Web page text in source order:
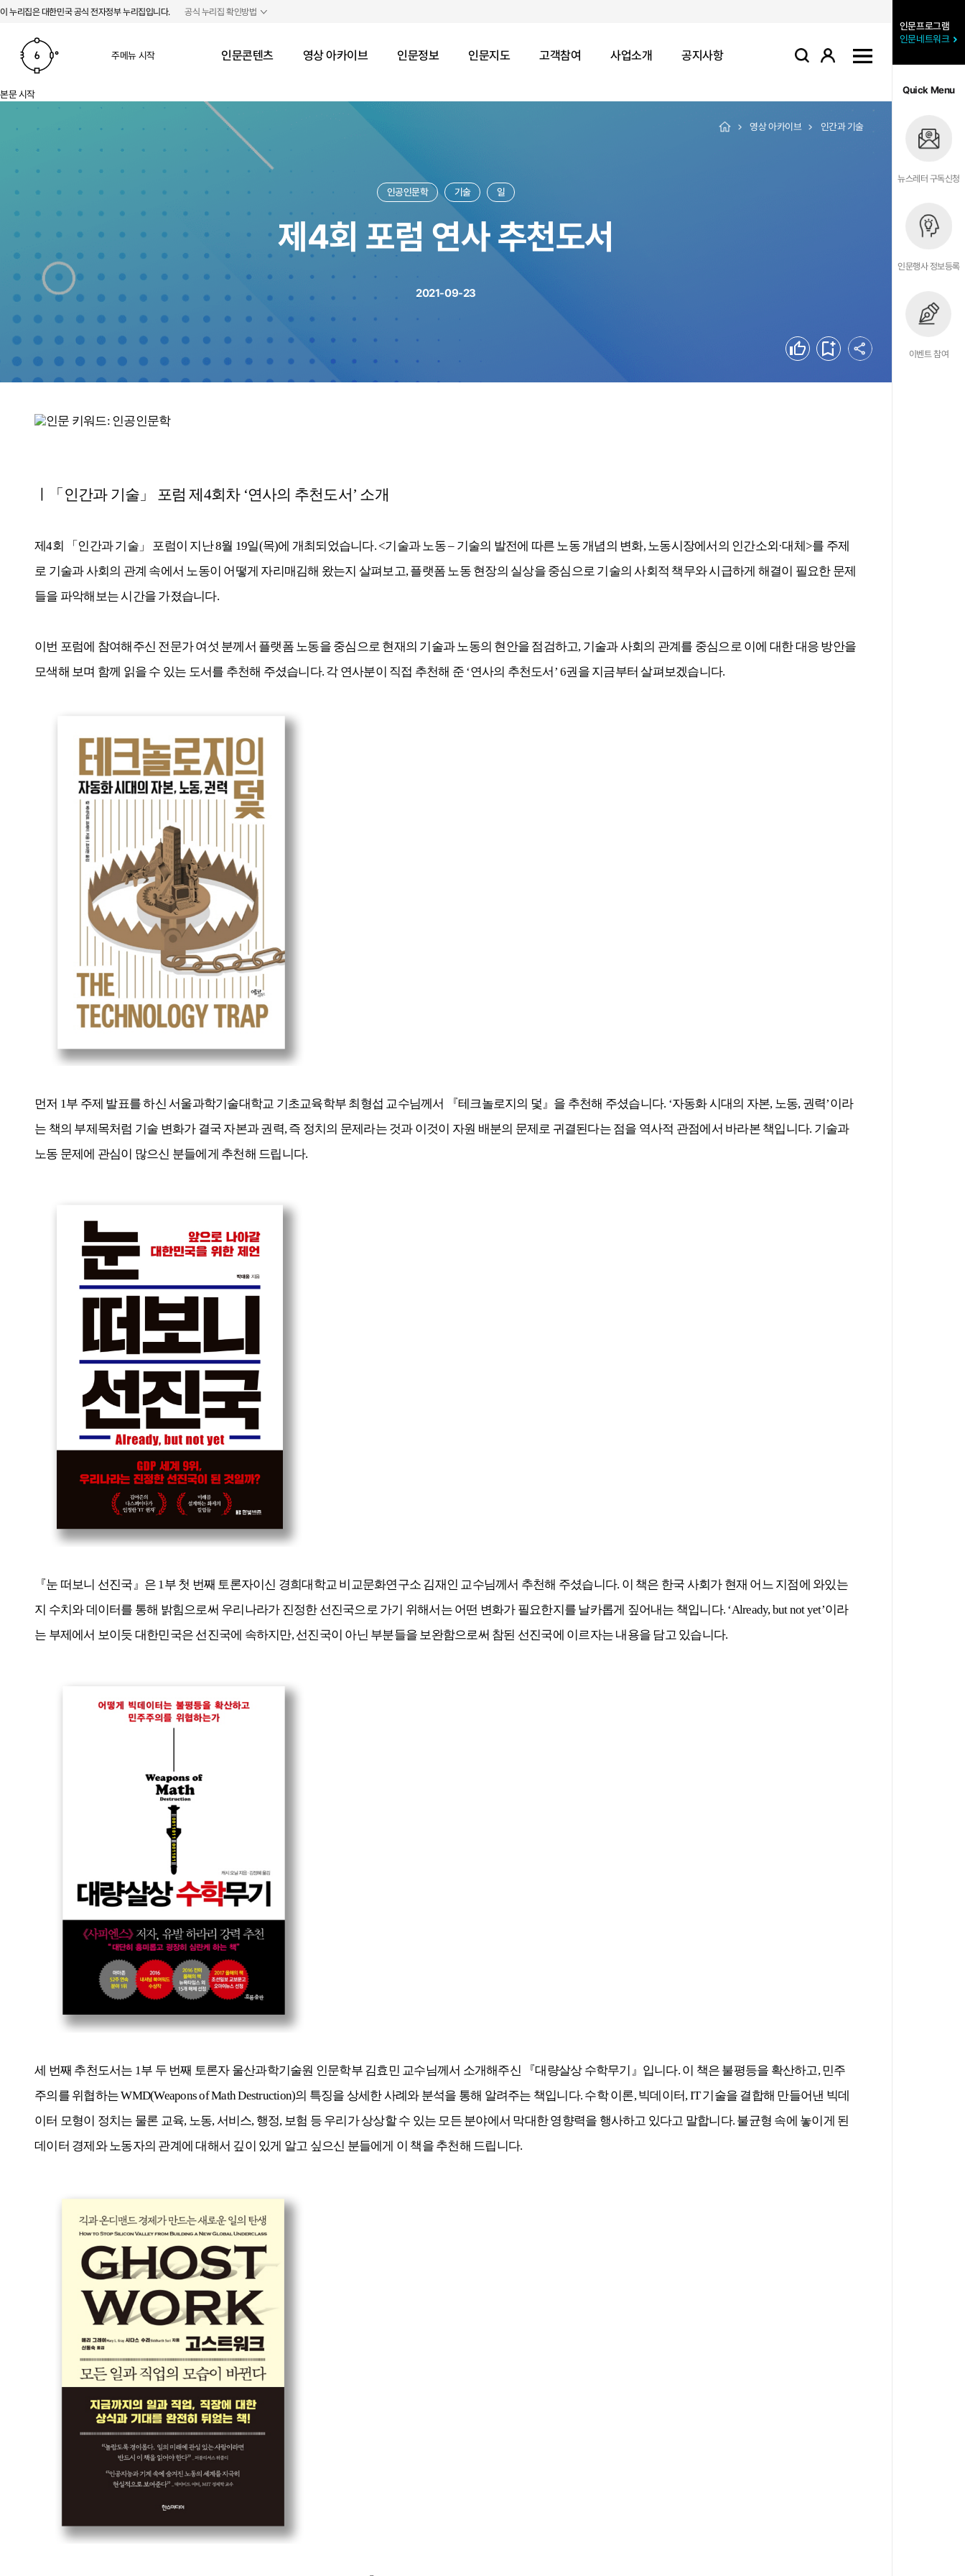
본문 바로가기
주메뉴 바로가기
이 누리집은 대한민국 공식 전자정부 누리집입니다. 공식 누리집 확인방법
주메뉴 시작 인문콘텐츠 영상 아카이브 인문정보 인문지도 고객참여 사업소개 공지사항 검색 로그인 사이트맵
인문프로그램
인문네트워크
Quick Menu
뉴스레터 구독신청
인문행사 정보등록
이벤트 참여
본문 시작
영상 아카이브 인간과 기술
인공인문학 기술 일
제4회 포럼 연사 추천도서
2021-09-23
좋아요 북마크
ㅣ「 인간과 기술 」 포럼 제4회차 ‘연사의 추천도서’ 소개
제4회 「 인간과 기술」 포럼이 지난8월 19일(목)에 개최되었습니다. <기술과 노동– 기술의 발전에 따른 노동 개념의 변화,노동시장에서의 인간소외 ·대체>를 주제
로 기술과 사회의 관계 속에서 노동이 어떻게 자리매김해 왔는지 살펴보고,플랫폼 노동 현장의 실상을 중심으로 기술의 사회적 책무와 시급하게 해결이 필요한 문제
들을 파악해보는 시간을 가졌습니다.
이번 포럼에 참여해주신 전문가 여섯 분께서 플랫폼 노동을 중심으로 현재의 기술과 노동의 현안을 점검하고, 기술과 사회의 관계를 중심으로 이에 대한 대응 방안을
모색해 보며 함께 읽을 수 있는 도서를 추천해 주셨습니다. 각 연사분이 직접 추천해 준 ‘연사의 추천도서 ’ 6권을 지금부터 살펴보겠습니다.
먼저 1부 주제 발표를 하신 서울과학기술대학교 기초교육학부 최형섭 교수님께서 『테크놀로지의 덫』 을 추천해 주셨습니다. ‘자동화 시대의 자본, 노동, 권력’이라
는 책의 부제목처럼 기술 변화가 결국 자본과 권력,즉 정치의 문제라는 것과 이것이 자원 배분의 문제로 귀결된다는 점을 역사적 관점에서 바라본 책입니다. 기술과
노동 문제에 관심이 많으신 분들에게 추천해 드립니다.
『눈 떠보니 선진국』 은 1부 첫 번째 토론자이신 경희대학교 비교문화연구소 김재인 교수님께서 추천해 주셨습니다. 이 책은 한국 사회가 현재 어느 지점에 와있는
지 수치와 데이터를 통해 밝힘으로써 우리나라가 진정한 선진국으로 가기 위해서는 어떤 변화가 필요한지를 날카롭게 짚어내는 책입니다. ‘Already, but not yet’이라
는 부제에서 보이듯 대한민국은 선진국에 속하지만,선진국이 아닌 부분들을 보완함으로써 참된 선진국에 이르자는 내용을 담고 있습니다.
세 번째 추천도서는 1부 두 번째 토론자 울산과학기술원 인문학부 김효민 교수님께서 소개해주신 『대량살상 수학무기 』 입니다. 이 책은 불평등을 확산하고, 민주
주의를 위협하는WMD(Weapons of Math Destruction)의 특징을 상세한 사례와 분석을 통해 알려주는 책입니다. 수학 이론,빅데이터, IT기술을 결합해 만들어낸 빅데
이터 모형이 정치는 물론 교육, 노동, 서비스, 행정, 보험 등 우리가 상상할 수 있는 모든 분야에서 막대한 영향력을 행사하고 있다고 말합니다. 불균형 속에 놓이게 된
데이터 경제와 노동자의 관계에 대해서 깊이 있게 알고 싶으신 분들에게 이 책을 추천해 드립니다.